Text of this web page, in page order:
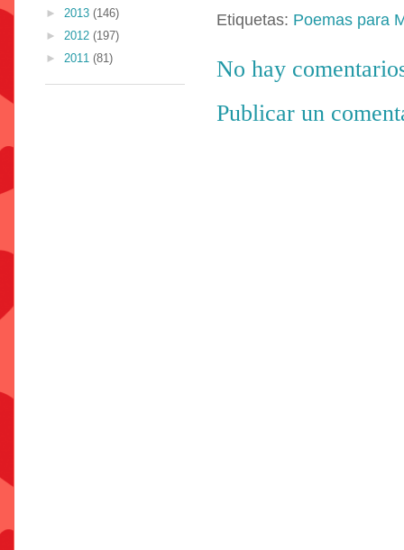
Etiquetas: Poemas para
No hay
Publicar un
► 2013 (146)
► 2012 (197)
► 2011 (81)